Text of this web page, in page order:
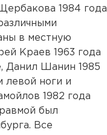
1984 года
в местную
Краев 1963 года
Данил Шанин 1985
левой ноги и
1982 года
был
Все